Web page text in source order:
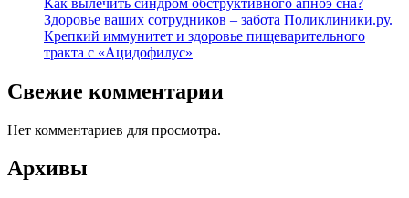
Здоровье ваших сотрудников – забота Поликлиники.ру.
Крепкий иммунитет и здоровье пищеварительного
тракта с «Ацидофилус»
Свежие комментарии
Нет комментариев для просмотра.
Архивы